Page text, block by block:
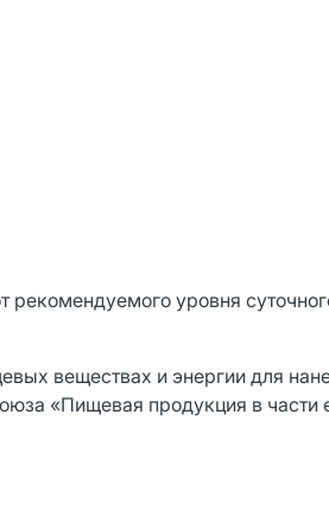
уровня
веществах и энергии для
«Пищевая продукция в части